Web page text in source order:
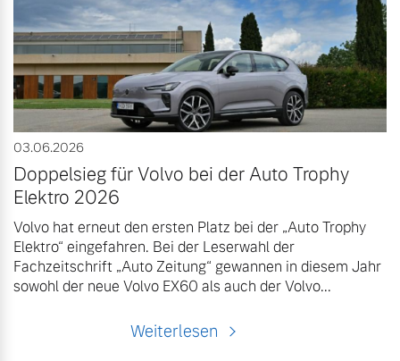
03.06.2026
Doppelsieg für Volvo bei der Auto Trophy
Elektro 2026
Volvo hat erneut den ersten Platz bei der „Auto Trophy
Elektro“ eingefahren. Bei der Leserwahl der
Fachzeitschrift „Auto Zeitung“ gewannen in diesem Jahr
sowohl der neue Volvo EX60 als auch der Volvo...
Weiterlesen